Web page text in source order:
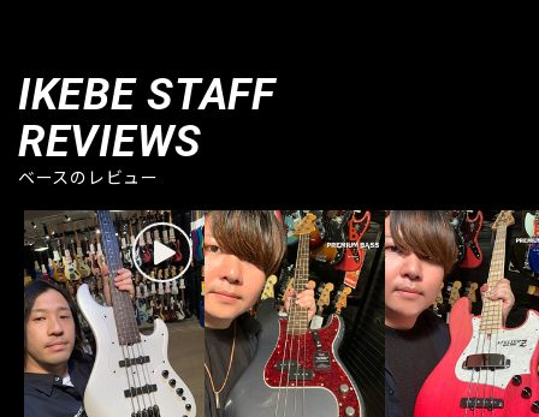
IKEBE STAFF
REVIEWS
ベースのレビュー